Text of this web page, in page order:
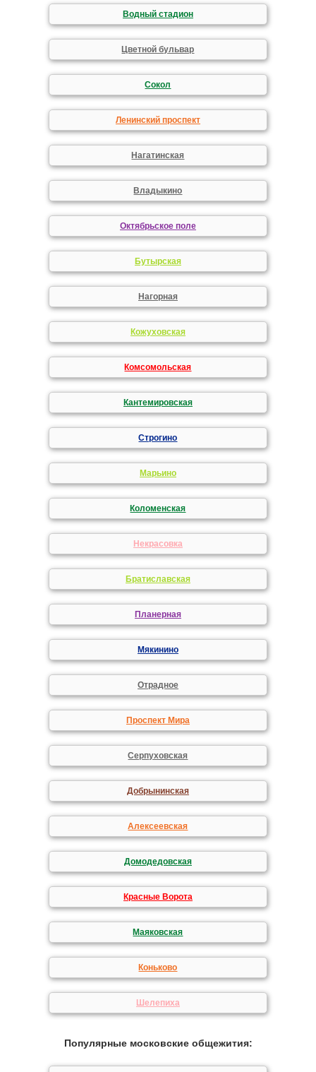
Водный стадион
Цветной бульвар
Сокол
Ленинский проспект
Нагатинская
Владыкино
Октябрьское поле
Бутырская
Нагорная
Кожуховская
Комсомольская
Кантемировская
Строгино
Марьино
Коломенская
Некрасовка
Братиславская
Планерная
Мякинино
Отрадное
Проспект Мира
Серпуховская
Добрынинская
Алексеевская
Домодедовская
Красные Ворота
Маяковская
Коньково
Шелепиха
Популярные московские общежития: